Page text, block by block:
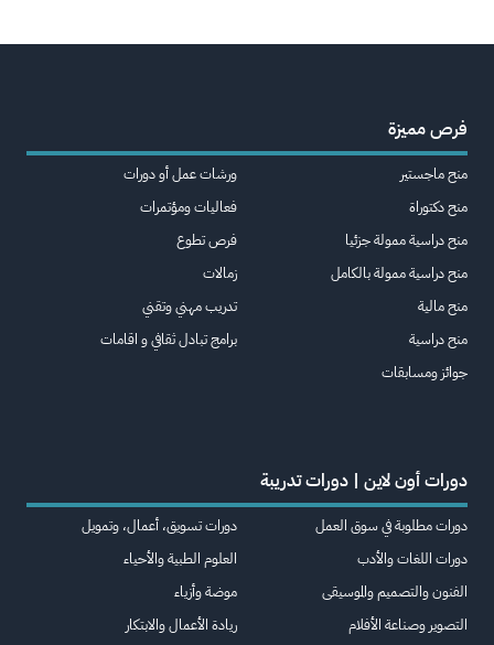
فرص مميزة
منح ماجستير
منح دكتوراة
منح دراسية ممولة جزئيا
منح دراسية ممولة بالكامل
منح مالية
منح دراسية
جوائز ومسابقات
ورشات عمل أو دورات
فعاليات ومؤتمرات
فرص تطوع
زمالات
تدريب مهني وتقني
برامج تبادل ثقافي و اقامات
دورات أون لاين | دورات تدريبة
دورات مطلوبة في سوق العمل
دورات اللغات والأدب
الفنون والتصميم والموسيقى
التصوير وصناعة الأفلام
دورات تسويق، أعمال، وتمويل
العلوم الطبية والأحياء
موضة وأزياء
ريادة الأعمال والابتكار